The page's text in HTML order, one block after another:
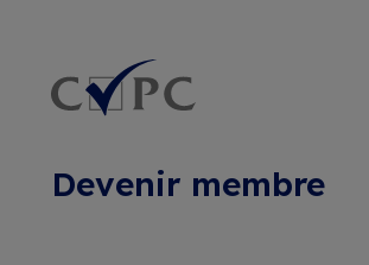
formations
internes
Devenir membre